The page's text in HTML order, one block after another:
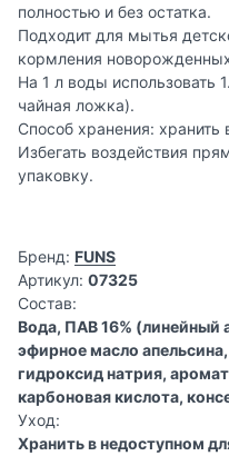
полностью и без остатка.
Подходит для мытья
кормления
На 1 л воды использовать
чайная ложка).
Способ хранения:
Избегать воздействия
упаковку.
Бренд: FUNS
Артикул: 07325
Состав:
Вода, ПАВ 16% (линейный
эфирное масло
гидроксид натрия,
карбоновая кислота,
Уход:
Хранить в недоступном